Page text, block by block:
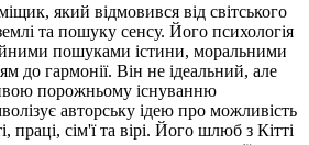
який відмовився від світського
та пошуку сенсу. Його психологія
пошуками істини, моральними
до гармонії. Він не ідеальний, але
порожньому існуванню
авторську ідею про можливість
праці, сім'ї та вірі. Його шлюб з Кітті